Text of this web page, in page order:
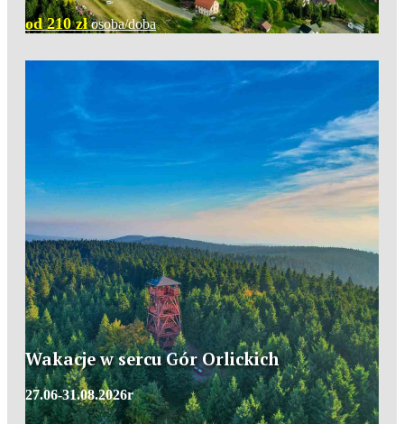
od 210 złosoba/doba
Wakacje w sercu Gór Orlickich
27.06-31.08.2026r